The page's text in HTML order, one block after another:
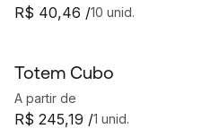
10 unid.
R$ 40,46 /
Totem Cubo
A partir de
1 unid.
R$ 245,19 /